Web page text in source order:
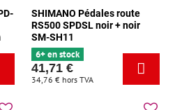
SHIMANO Pédales route
RS500 SPDSL noir + noir
SM-SH11
6+ en stock
41,71 €
34,76 € hors TVA